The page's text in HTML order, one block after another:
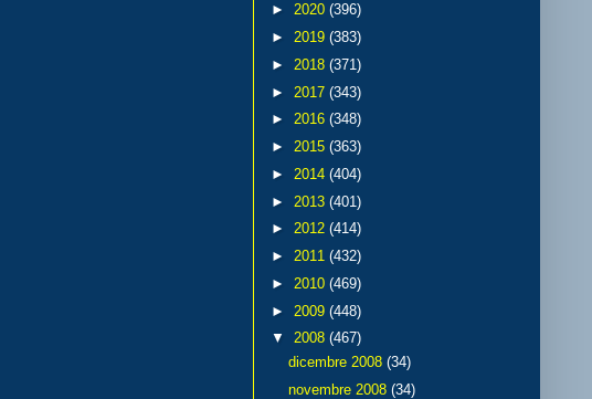
► 2020 (396)
► 2019 (383)
► 2018 (371)
► 2017 (343)
► 2016 (348)
► 2015 (363)
► 2014 (404)
► 2013 (401)
► 2012 (414)
► 2011 (432)
► 2010 (469)
► 2009 (448)
▼ 2008 (467)
dicembre 2008 (34)
novembre 2008 (34)